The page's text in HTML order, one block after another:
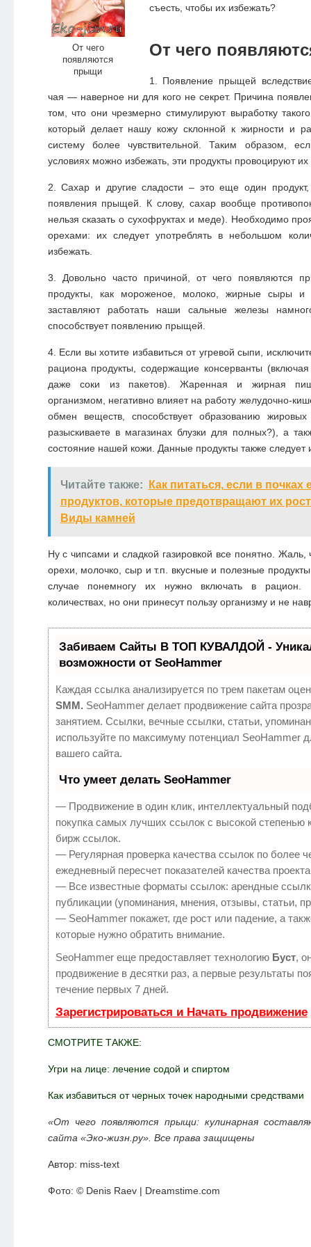
От чего
появляются
прыщи
съесть, чтобы их избежать?
От чего
1. Появление прыщей
чая — наверное ни для кого не секрет. Причина
том, что они чрезмерно стимулируют выработку
который делает нашу кожу склонной к жирности и
систему более чувствительной. Таким образом,
условиях можно избежать, эти продукты провоцируют
2. Сахар и другие сладости – это еще один
появления прыщей. К слову, сахар вообще
нельзя сказать о сухофруктах и меде). Необходимо
орехами: их следует употреблять в небольшом
избежать.
3. Довольно часто причиной, от чего появляются
продукты, как мороженое, молоко, жирные сыры и
заставляют работать наши сальные железы
способствует появлению прыщей.
4. Если вы хотите избавиться от угревой сыпи,
рациона продукты, содержащие консерванты
даже соки из пакетов). Жаренная и жирная
организмом, негативно влияет на работу желудочно-
обмен веществ, способствует образованию
разыскиваете в магазинах блузки для полных?), а
состояние нашей кожи. Данные продукты также следует
Читайте также:
Как питаться, если в почках
продуктов, которые предотвращают их
Виды камней
Ну с чипсами и сладкой газировкой все понятно. Жаль,
орехи, молочко, сыр и т.п. вкусные и полезные
случае понемногу их нужно включать в рацион.
количествах, но они принесут пользу организму и не
Забиваем Сайты В ТОП КУВАЛДОЙ -
возможности от SeoHammer
Каждая ссылка анализируется по трем пакетам
SMM. SeoHammer делает продвижение сайта
занятием. Ссылки, вечные ссылки, статьи,
используйте по максимуму потенциал SeoHammer
вашего сайта.
Что умеет делать SeoHammer
— Продвижение в один клик, интеллектуальный
покупка самых лучших ссылок с высокой степенью
бирж ссылок.
— Регулярная проверка качества ссылок по более
ежедневный пересчет показателей качества
— Все известные форматы ссылок: арендные
публикации (упоминания, мнения, отзывы, статьи,
— SeoHammer покажет, где рост или падение, а
которые нужно обратить внимание.
SeoHammer еще предоставляет технологию Буст,
продвижение в десятки раз, а первые результаты
течение первых 7 дней.
Зарегистрироваться и Начать продвижение
СМОТРИТЕ ТАКЖЕ:
Угри на лице: лечение содой и спиртом
Как избавиться от черных точек народными средствами
«От чего появляются прыщи: кулинарная
сайта «Эко-жизн.ру». Все права защищены
Автор: miss-text
Фото: © Denis Raev | Dreamstime.com